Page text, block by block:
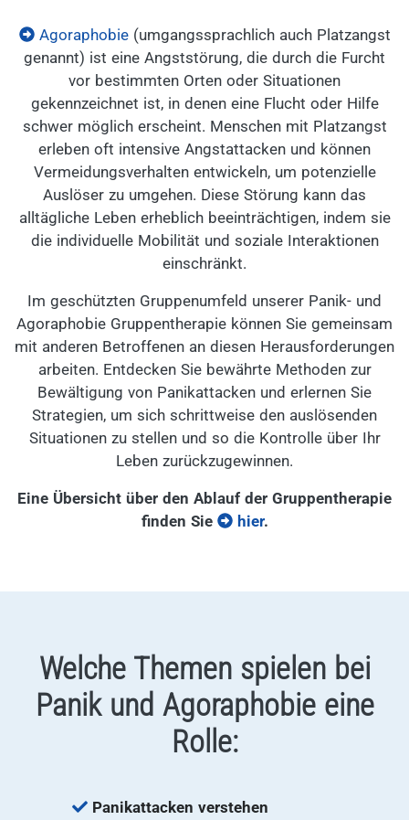
Agoraphobie(umgangssprachlich auch Platzangst
genannt) ist eine Angststörung, die durch die Furcht
vor bestimmten Orten oder Situationen
gekennzeichnet ist, in denen eine Flucht oder Hilfe
schwer möglich erscheint. Menschen mit Platzangst
erleben oft intensive Angstattacken und können
Vermeidungsverhalten entwickeln, um potenzielle
Auslöser zu umgehen. Diese Störung kann das
alltägliche Leben erheblich beeinträchtigen, indem sie
die individuelle Mobilität und soziale Interaktionen
einschränkt.
Im geschützten Gruppenumfeld unserer Panik- und
Agoraphobie Gruppentherapie können Sie gemeinsam
mit anderen Betroffenen an diesen Herausforderungen
arbeiten. Entdecken Sie bewährte Methoden zur
Bewältigung von Panikattacken und erlernen Sie
Strategien, um sich schrittweise den auslösenden
Situationen zu stellen und so die Kontrolle über Ihr
Leben zurückzugewinnen.
Eine Übersicht über den Ablauf der Gruppentherapie
finden Sie
hier.
Welche Themen spielen bei
Panik und Agoraphobie eine
Rolle:
Panikattacken verstehen